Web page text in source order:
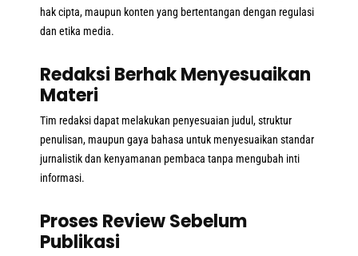
hak cipta, maupun konten yang bertentangan dengan regulasi
dan etika media.
Redaksi Berhak Menyesuaikan
Materi
Tim redaksi dapat melakukan penyesuaian judul, struktur
penulisan, maupun gaya bahasa untuk menyesuaikan standar
jurnalistik dan kenyamanan pembaca tanpa mengubah inti
informasi.
Proses Review Sebelum
Publikasi